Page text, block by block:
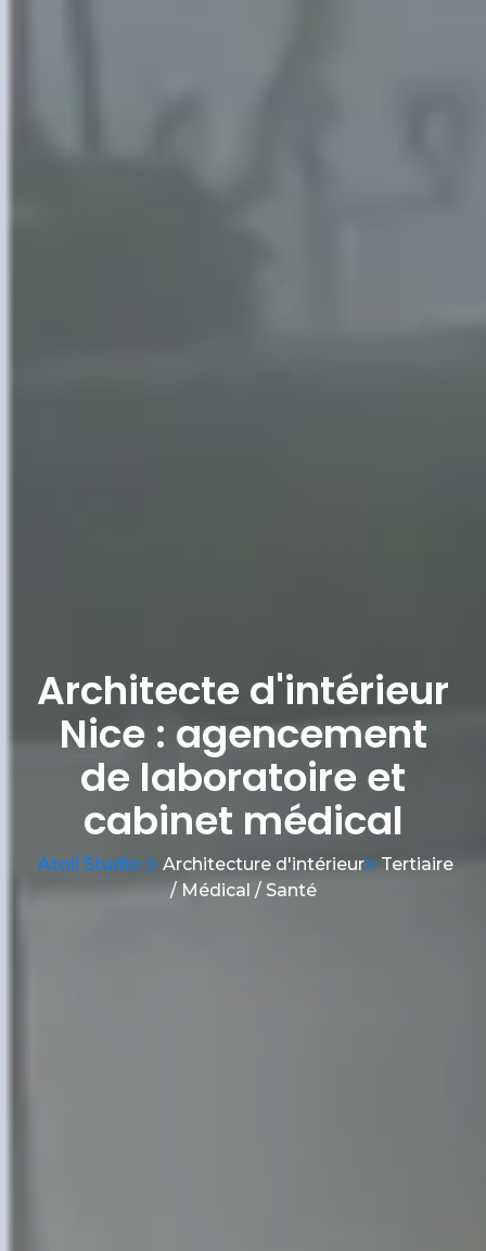
Architecte d'intérieur
Nice : agencement
de laboratoire et
cabinet médical
Atoll Studio Architecture d'intérieur
Tertiaire
/ Médical / Santé